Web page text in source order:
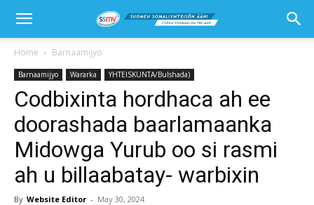
Home Barnaamijyo
Barnaamijyo Wararka YHTEISKUNTA/Bulshada)
Codbixinta hordhaca ah ee
doorashada baarlamaanka
Midowga Yurub oo si rasmi
ah u billaabatay- warbixin
By Website Editor - May 30, 2024